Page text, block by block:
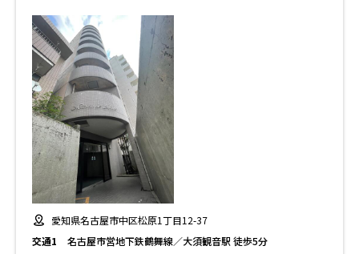
愛知県名古屋市中区松原1丁目12-37
交通1
名古屋市営地下鉄鶴舞線／大須観音駅 徒歩5分